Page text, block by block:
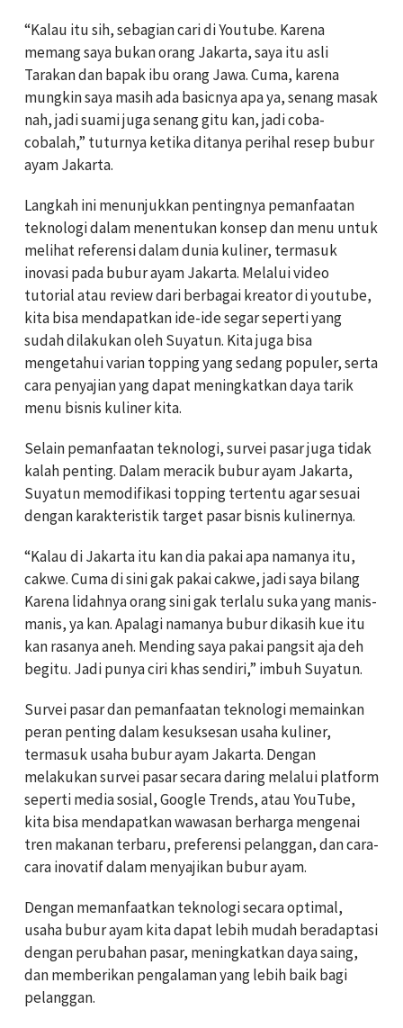
“Kalau itu sih, sebagian cari di Youtube. Karena
memang saya bukan orang Jakarta, saya itu asli
Tarakan dan bapak ibu orang Jawa. Cuma, karena
mungkin saya masih ada basicnya apa ya, senang masak
nah, jadi suami juga senang gitu kan, jadi coba-
cobalah,” tuturnya ketika ditanya perihal resep bubur
ayam Jakarta.
Langkah ini menunjukkan pentingnya pemanfaatan
teknologi dalam menentukan konsep dan menu untuk
melihat referensi dalam dunia kuliner, termasuk
inovasi pada bubur ayam Jakarta. Melalui video
tutorial atau review dari berbagai kreator di youtube,
kita bisa mendapatkan ide-ide segar seperti yang
sudah dilakukan oleh Suyatun. Kita juga bisa
mengetahui varian topping yang sedang populer, serta
cara penyajian yang dapat meningkatkan daya tarik
menu bisnis kuliner kita.
Selain pemanfaatan teknologi, survei pasar juga tidak
kalah penting. Dalam meracik bubur ayam Jakarta,
Suyatun memodifikasi topping tertentu agar sesuai
dengan karakteristik target pasar bisnis kulinernya.
“Kalau di Jakarta itu kan dia pakai apa namanya itu,
cakwe. Cuma di sini gak pakai cakwe, jadi saya bilang
Karena lidahnya orang sini gak terlalu suka yang manis-
manis, ya kan. Apalagi namanya bubur dikasih kue itu
kan rasanya aneh. Mending saya pakai pangsit aja deh
begitu. Jadi punya ciri khas sendiri,” imbuh Suyatun.
Survei pasar dan pemanfaatan teknologi memainkan
peran penting dalam kesuksesan usaha kuliner,
termasuk usaha bubur ayam Jakarta. Dengan
melakukan survei pasar secara daring melalui platform
seperti media sosial, Google Trends, atau YouTube,
kita bisa mendapatkan wawasan berharga mengenai
tren makanan terbaru, preferensi pelanggan, dan cara-
cara inovatif dalam menyajikan bubur ayam.
Dengan memanfaatkan teknologi secara optimal,
usaha bubur ayam kita dapat lebih mudah beradaptasi
dengan perubahan pasar, meningkatkan daya saing,
dan memberikan pengalaman yang lebih baik bagi
pelanggan.